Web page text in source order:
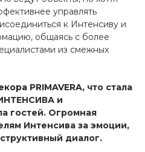
управлять
к Интенсиву и
общаясь с более
из смежных
PRIMAVERA, что стала
и
гостей. Огромная
Интенсива за эмоции,
диалог.